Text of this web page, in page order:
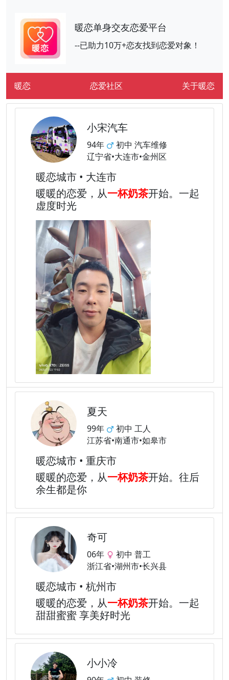
暖恋单身交友恋爱平台
--已助力10万+恋友找到恋爱对象！
暖恋 恋爱社区 关于暖恋
小宋汽车
94年
初中 汽车维修
辽宁省•大连市•金州区
暖恋城市 • 大连市
暖暖的恋爱，从一杯奶茶开始。一起
虚度时光
夏天
99年
初中 工人
江苏省•南通市•如皋市
暖恋城市 • 重庆市
暖暖的恋爱，从一杯奶茶开始。往后
余生都是你
奇可
06年
初中 普工
浙江省•湖州市•长兴县
暖恋城市 • 杭州市
暖暖的恋爱，从一杯奶茶开始。一起
甜甜蜜蜜 享美好时光
小小冷